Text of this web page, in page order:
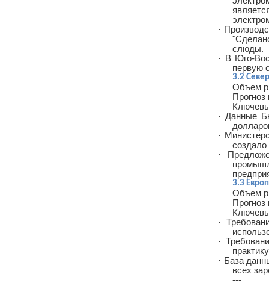
·
слюды.
·
В Юго-
первую
3.2
Объем
·Данные
·
·
3.3
Объем
·
·
· База
всех
---